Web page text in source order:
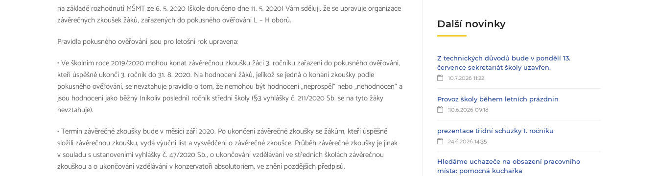
na základě rozhodnutí MŠMT ze 6. 5. 2020 (škole doručeno dne 11. 5. 2020) Vám sděluji, že se upravuje organizace
závěrečných zkoušek žáků, zařazených do pokusného ověřování L – H oborů.
Pravidla pokusného ověřování jsou pro letošní rok upravena:
• Ve školním roce 2019/2020 mohou konat závěrečnou zkoušku žáci 3. ročníku zařazení do pokusného ověřování,
kteří úspěšně ukončí 3. ročník do 31. 8. 2020. Na hodnocení žáků, jelikož se jedná o konání zkoušky podle
pokusného ověřování, se nevztahuje pravidlo o tom, že nemohou být hodnoceni „neprospěl“ nebo „nehodnocen“ a
jsou hodnoceni jako běžný (nikoliv poslední) ročník střední školy (§3 vyhlášky č. 211/2020 Sb. se na tyto žáky
nevztahuje).
• Termín závěrečné zkoušky bude v měsíci září 2020. Po ukončení závěrečné zkoušky se žákům, kteří úspěšně
složili závěrečnou zkoušku, vydá výuční list a vysvědčení o závěrečné zkoušce. Průběh závěrečné zkoušky je jinak
v souladu s ustanoveními vyhlášky č. 47/2020 Sb., o ukončování vzdělávání ve středních školách závěrečnou
zkouškou a o ukončování vzdělávání v konzervatoři absolutoriem, ve znění pozdějších předpisů.
Další novinky
Z technických důvodů bude v pondělí 13.
července sekretariát školy uzavřen.
10.7.2026 11:22
Provoz školy během letních prázdnin
30.6.2026 09:18
prezentace třídní schůzky 1. ročníků
24.6.2026 14:35
Hledáme uchazeče na obsazení pracovního
místa: pomocná kuchařka